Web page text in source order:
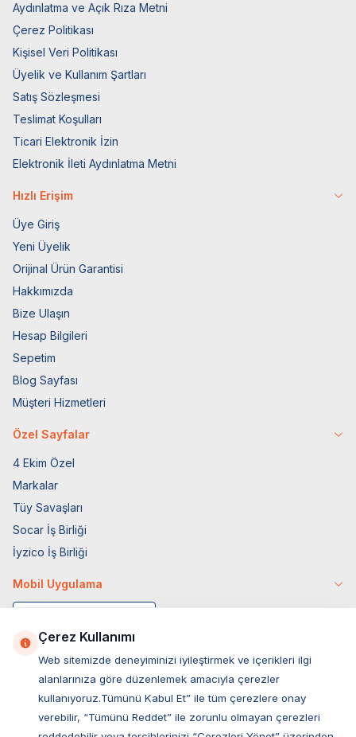
Aydınlatma ve Açık Rıza Metni
Çerez Politikası
Kişisel Veri Politikası
Üyelik ve Kullanım Şartları
Satış Sözleşmesi
Teslimat Koşulları
Ticari Elektronik İzin
Elektronik İleti Aydınlatma Metni
Hızlı Erişim
Üye Giriş
Yeni Üyelik
Orijinal Ürün Garantisi
Hakkımızda
Bize Ulaşın
Hesap Bilgileri
Sepetim
Blog Sayfası
Müşteri Hizmetleri
Özel Sayfalar
4 Ekim Özel
Markalar
Tüy Savaşları
Socar İş Birliği
İyzico İş Birliği
Mobil Uygulama
Çerez Kullanımı
Web sitemizde deneyiminizi iyileştirmek ve içerikleri ilgi
alanlarınıza göre düzenlemek amacıyla çerezler
kullanıyoruz.Tümünü Kabul Et” ile tüm çerezlere onay
verebilir, “Tümünü Reddet” ile zorunlu olmayan çerezleri